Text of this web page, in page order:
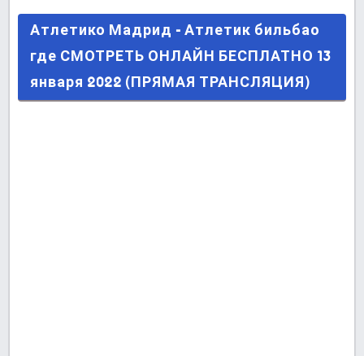
Атлетико Мадрид - Атлетик бильбао где
СМОТРЕТЬ ОНЛАЙН БЕСПЛАТНО 13 января
2022 (ПРЯМАЯ ТРАНСЛЯЦИЯ)
Последние сообщения
Атлетико Мадрид - Атлетик бильбао
где СМОТРЕТЬ ОНЛАЙН БЕСПЛАТНО 13
января 2022 (ПРЯМАЯ ТРАНСЛЯЦИЯ)